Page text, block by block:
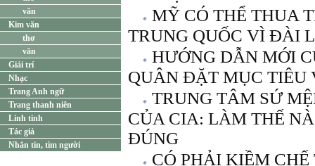
văn
Kim văn
thơ
văn
Giải trí
Nhạc
Trang Anh ngữ
Trang thanh niên
Linh tinh
Tác giả
Nhắn tin, tìm người
MỸ CÓ THỂ THUA
TRUNG QUỐC VÌ ĐÀI
HƯỚNG DẪN MỚI
QUÂN ĐẶT MỤC TIÊU
TRUNG TÂM SỨ
CỦA CIA: LÀM THẾ
ĐÚNG
CÓ PHẢI KIỀM